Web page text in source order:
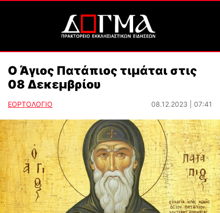
Ο Άγιος Πατάπιος τιμάται στις
08 Δεκεμβρίου
ΕΟΡΤΟΛΟΓΙΟ 08.12.2023 | 07:41